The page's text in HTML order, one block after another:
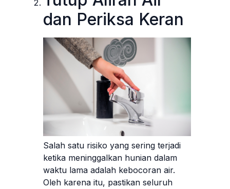
dan Periksa Keran
Salah satu risiko yang sering terjadi
ketika meninggalkan hunian dalam
waktu lama adalah kebocoran air.
Oleh karena itu, pastikan seluruh